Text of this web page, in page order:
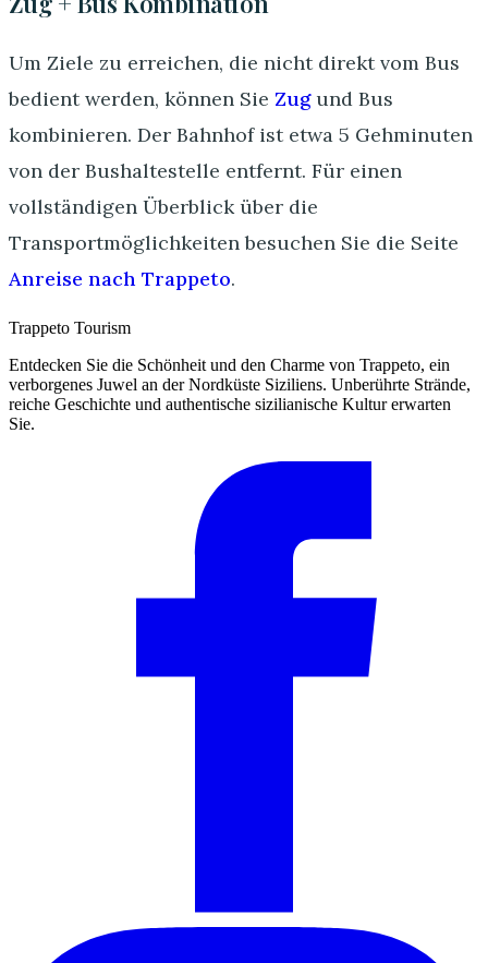
Um Ziele zu erreichen, die nicht direkt vom Bus
bedient werden, können Sie Zugund Bus
kombinieren. Der Bahnhof ist etwa 5 Gehminuten
von der Bushaltestelle entfernt. Für einen
vollständigen Überblick über die
Transportmöglichkeiten besuchen Sie die Seite
Anreise nach Trappeto.
Trappeto Tourism
Entdecken Sie die Schönheit und den Charme von Trappeto, ein
verborgenes Juwel an der Nordküste Siziliens. Unberührte Strände,
reiche Geschichte und authentische sizilianische Kultur erwarten
Sie.